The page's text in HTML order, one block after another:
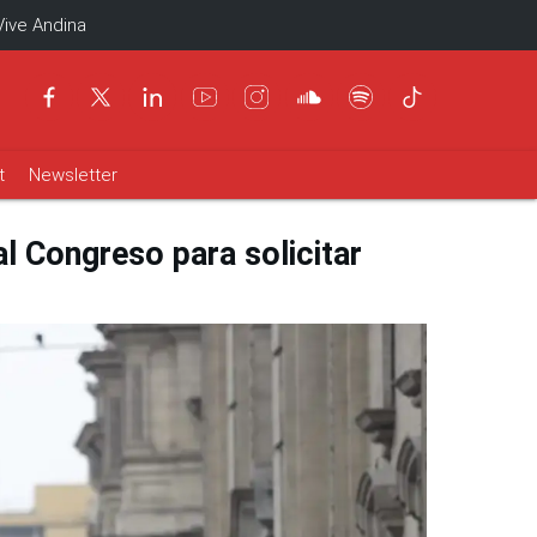
Andina
Newsletter
Congreso para solicitar